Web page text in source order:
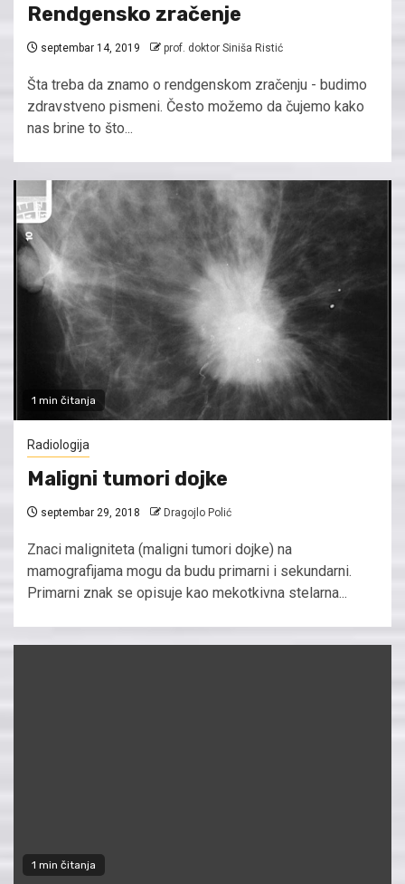
Rendgensko zračenje
septembar 14, 2019 prof. doktor Siniša Ristić
Šta treba da znamo o rendgenskom zračenju - budimo
zdravstveno pismeni. Često možemo da čujemo kako
nas brine to što...
1 min čitanja
Radiologija
Maligni tumori dojke
septembar 29, 2018 Dragojlo Polić
Znaci maligniteta (maligni tumori dojke) na
mamografijama mogu da budu primarni i sekundarni.
Primarni znak se opisuje kao mekotkivna stelarna...
1 min čitanja